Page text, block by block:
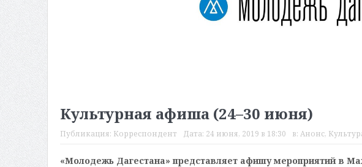
Культурная афиша (24–30 июня)
Публикация: Корреспондент Дата: 24 июня, 2019 в 18:30 в: Анонс,
«Молодежь Дагестана» представляет афишу мероприятий в